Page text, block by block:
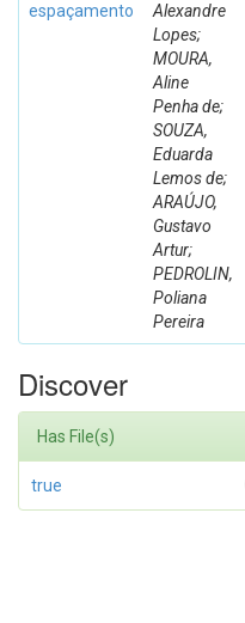
espaçamento
Alexandre
Lopes;
MOURA,
Aline
Penha de;
SOUZA,
Eduarda
Lemos de;
ARAÚJO,
Gustavo
Artur;
PEDROLIN,
Poliana
Pereira
Discover
Has File(s)
true